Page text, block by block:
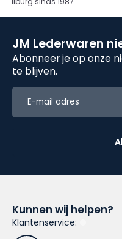
Tilburg sinds 1987
JM Lederwaren
Abonneer je op onze
te blijven.
Kunnen wij helpen?
Klantenservice: